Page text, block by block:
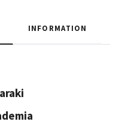
INFORMATION